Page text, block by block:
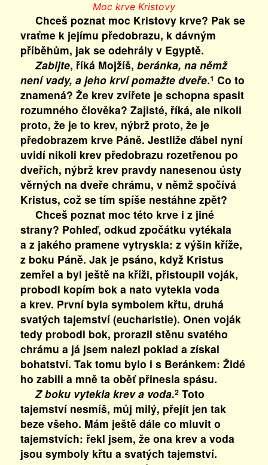
Moc krve Kristovy
Chceš poznat moc Kristovy krve? Pak se
vraťme k jejímu předobrazu, k dávným
příběhům, jak se odehrály v Egyptě.
Zabijte, říká Mojžíš, beránka, na němž
není vady, a jeho krví pomažte dveře.1 Co to
znamená? Že krev zvířete je schopna spasit
rozumného člověka? Zajisté, říká, ale nikoli
proto, že je to krev, nýbrž proto, že je
předobrazem krve Páně. Jestliže ďábel nyní
uvidí nikoli krev předobrazu rozetřenou po
dveřích, nýbrž krev pravdy nanesenou ústy
věrných na dveře chrámu, v němž spočívá
Kristus, což se tím spíše nestáhne zpět?
Chceš poznat moc této krve i z jiné
strany? Pohleď, odkud zpočátku vytékala
a z jakého pramene vytryskla: z výšin kříže,
z boku Páně. Jak je psáno, když Kristus
zemřel a byl ještě na kříži, přistoupil voják,
probodl kopím bok a nato vytekla voda
a krev. První byla symbolem křtu, druhá
svatých tajemství (eucharistie). Onen voják
tedy probodl bok, prorazil stěnu svatého
chrámu a já jsem nalezl poklad a získal
bohatství. Tak tomu bylo i s Beránkem: Židé
ho zabili a mně ta oběť přinesla spásu.
Z boku vytekla krev a voda.2Toto
tajemství nesmíš, můj milý, přejít jen tak
beze všeho. Mám ještě dále co mluvit o
tajemstvích: řekl jsem, že ona krev a voda
jsou symboly křtu a svatých tajemství.